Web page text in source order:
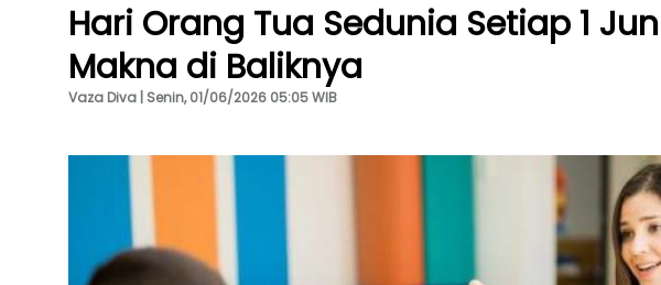
Hari Orang Tua Sedunia Setiap 1
Makna di Baliknya
Vaza Diva | Senin, 01/06/2026 05:05 WIB